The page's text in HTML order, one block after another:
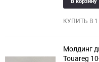
КУПИТЬ В
Молдинг
Touareg